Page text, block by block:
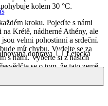
kolem 30 °C.
kroku. Pojeďte s námi
Krétě, nádherné Athény, ale
velmi pohostinní a srdeční.
mít chybu. Vydejte se za
s námi. Vyberte si z našich
se o tom, že tato země
doprava
Letecká